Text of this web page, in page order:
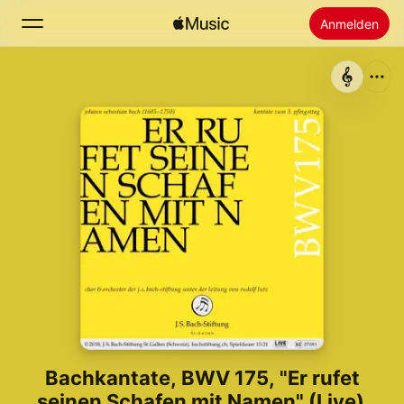
Anmelden
Apple Music installieren
Bachkantate, BWV 175, "Er rufet